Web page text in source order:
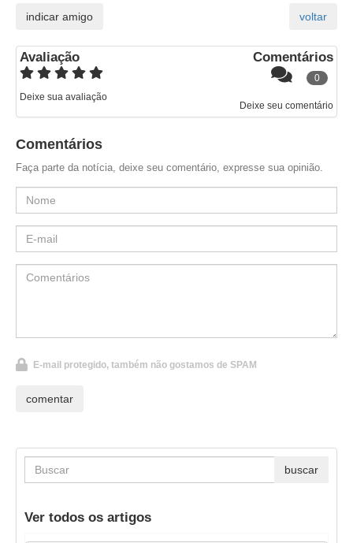
Avaliação
Deixe sua avaliação
Comentários
0
Deixe seu comentário
Comentários
Faça parte da notícia, deixe seu comentário, expresse sua opinião.
E-mail protegido, também não gostamos de SPAM
Ver todos os artigos